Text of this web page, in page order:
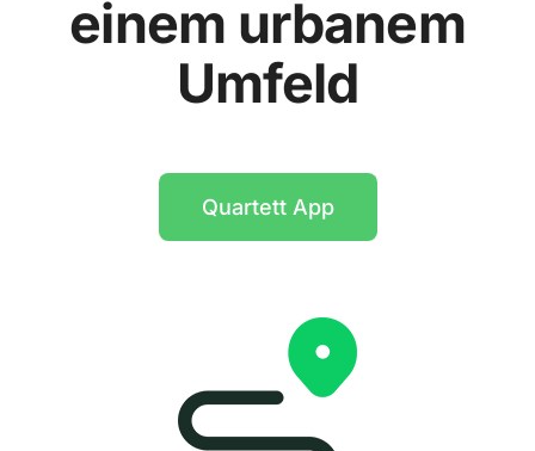
einem urbanem
Umfeld
Quartett App